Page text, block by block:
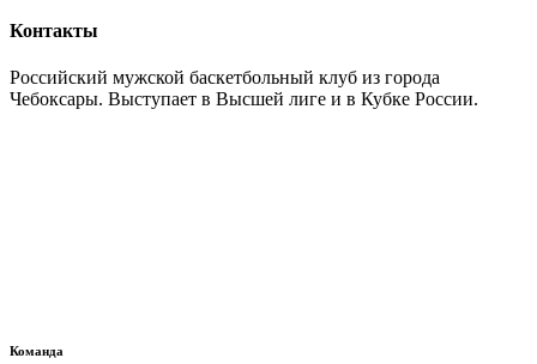
Контакты
Российский мужской баскетбольный клуб из города
Чебоксары. Выступает в Высшей лиге и в Кубке России.
Команда